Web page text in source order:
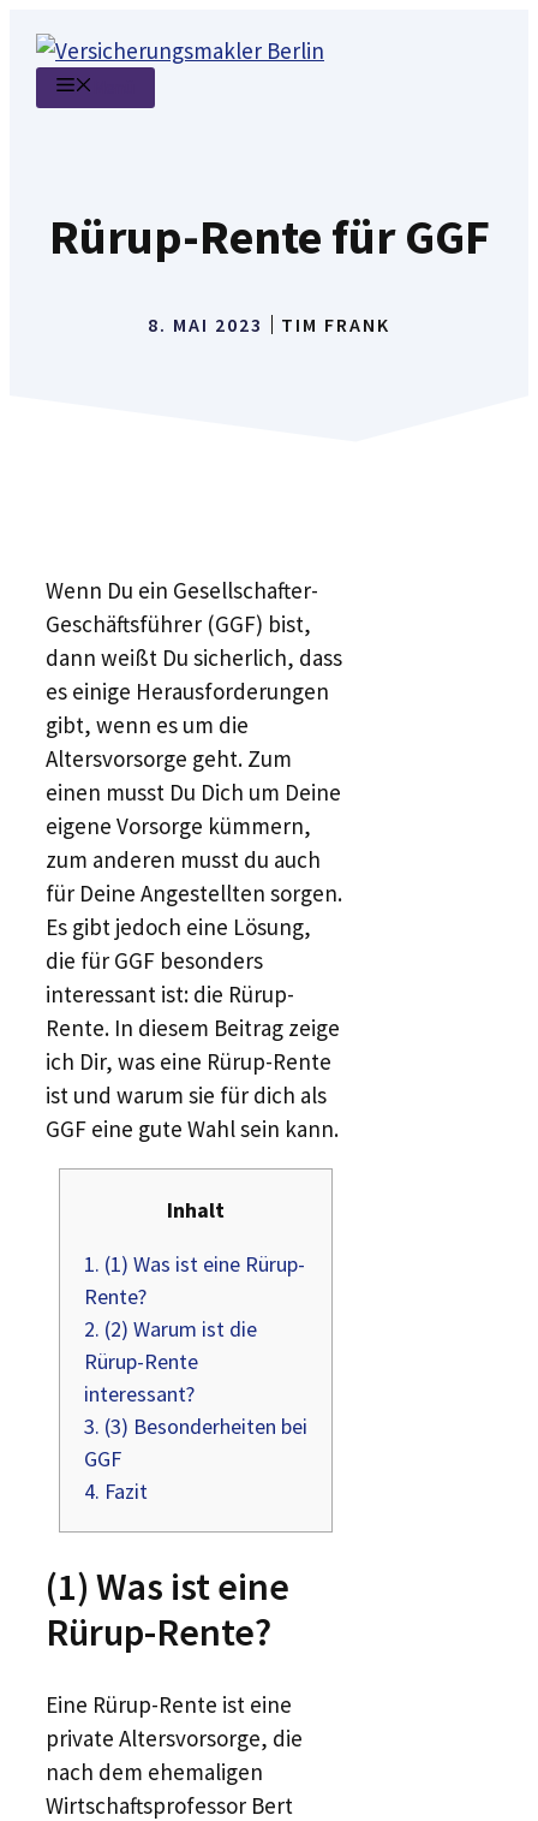
Inhalt
springen
Rürup-Rente für GGF
8. MAI 2023 TIM FRANK
Wenn Du ein Gesellschafter-
Geschäftsführer (GGF) bist,
dann weißt Du sicherlich, dass
es einige Herausforderungen
gibt, wenn es um die
Altersvorsorge geht. Zum
einen musst Du Dich um Deine
eigene Vorsorge kümmern,
zum anderen musst du auch
für Deine Angestellten sorgen.
Es gibt jedoch eine Lösung,
die für GGF besonders
interessant ist: die Rürup-
Rente. In diesem Beitrag zeige
ich Dir, was eine Rürup-Rente
ist und warum sie für dich als
GGF eine gute Wahl sein kann.
Inhalt
1. (1) Was ist eine Rürup-
Rente?
2. (2) Warum ist die
Rürup-Rente
interessant?
3. (3) Besonderheiten bei
GGF
4. Fazit
(1) Was ist eine
Rürup-Rente?
Eine Rürup-Rente ist eine
private Altersvorsorge, die
nach dem ehemaligen
Wirtschaftsprofessor Bert